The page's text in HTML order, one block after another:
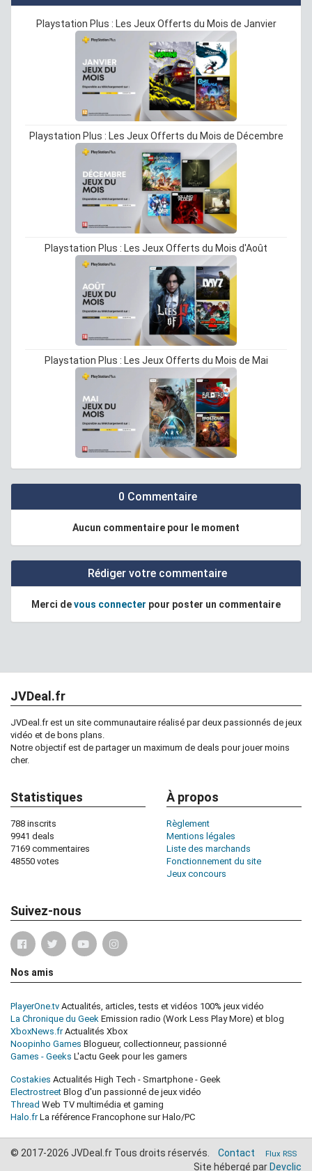
Playstation Plus : Les Jeux Offerts du Mois de Janvier
Playstation Plus : Les Jeux Offerts du Mois de Décembre
Playstation Plus : Les Jeux Offerts du Mois d'Août
Playstation Plus : Les Jeux Offerts du Mois de Mai
0 Commentaire
Aucun commentaire pour le moment
Rédiger votre commentaire
Merci devous connecter pour poster un commentaire
JVDeal.fr
JVDeal.fr est un site communautaire réalisé par deux passionnés de jeux
vidéo et de bons plans.
Notre objectif est de partager un maximum de deals pour jouer moins
cher.
Statistiques
788 inscrits
9941 deals
7169 commentaires
48550 votes
À propos
Règlement
Mentions légales
Liste des marchands
Fonctionnement du site
Jeux concours
Suivez-nous
Nos amis
PlayerOne.tv Actualités, articles, tests et vidéos 100% jeux vidéo
La Chronique du Geek Emission radio (Work Less Play More) et blog
XboxNews.frActualités Xbox
Noopinho Games Blogueur, collectionneur, passionné
Games - Geeks L'actu Geek pour les gamers
Costakies Actualités High Tech - Smartphone - Geek
Electrostreet Blog d'un passionné de jeux vidéo
Thread Web TV multimédia et gaming
Halo.frLa référence Francophone sur Halo/PC
© 2017-2026 JVDeal.fr Tous droits réservés. Contact Flux RSS
Site hébergé par Devclic